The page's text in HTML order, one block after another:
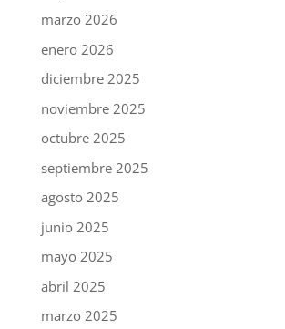
marzo 2026
enero 2026
diciembre 2025
noviembre 2025
octubre 2025
septiembre 2025
agosto 2025
junio 2025
mayo 2025
abril 2025
marzo 2025